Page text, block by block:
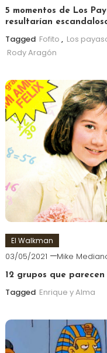
5 momentos de Los
resultarían
Tagged Fofito , Los
Rody Aragón
El Walkman
03/05/2021 Mike
12 grupos que
Tagged Enrique y Alma